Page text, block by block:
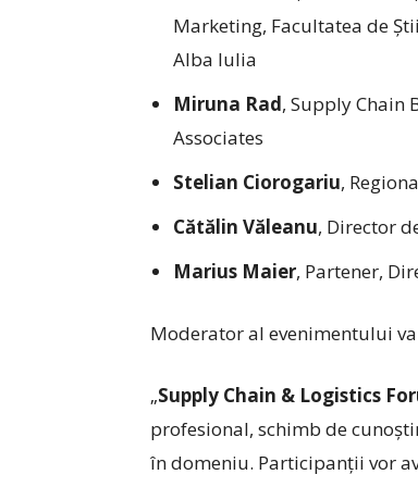
Marketing, Facultatea de
Alba Iulia
Miruna Rad, Supply Chain
Associates
Stelian Ciorogariu,
Cătălin Văleanu, Director
Marius Maier, Partener,
Moderator al evenimentului
„Supply Chain & Logistics
profesional, schimb de
în domeniu. Participanții vor